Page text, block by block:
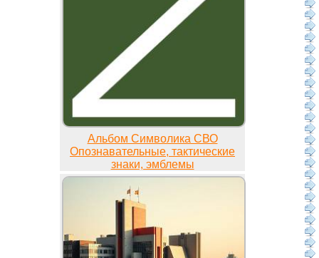
Альбом Символика СВО
Опознавательные, тактические
знаки, эмблемы